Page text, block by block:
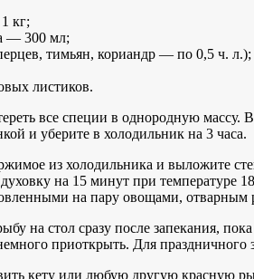
кг;
— 300 мл;
тимьян, кориандр — по 0,5 ч. л.);
листиков.
все специи в однородную
и уберите в холодильник на 3 часа.
из холодильника и выложите
духовку на 15 минут при
на пару овощами, отварным
на стол сразу после запекания,
приоткрыть. Для праздничного
кету или любую другую красную